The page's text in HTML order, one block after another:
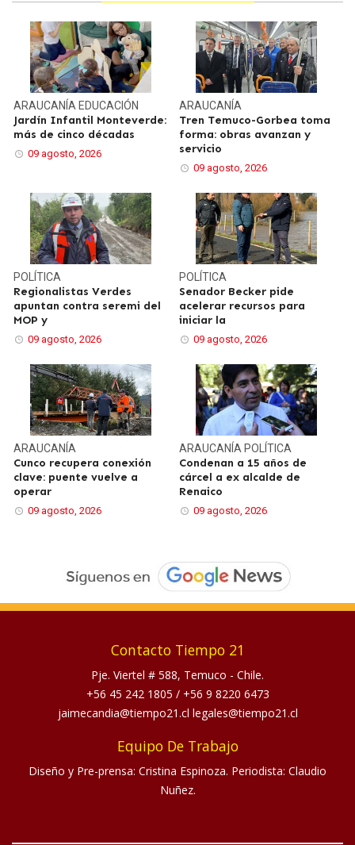
ARAUCANÍA EDUCACIÓN
Jardín Infantil Monteverde:
más de cinco décadas
09 agosto, 2026
ARAUCANÍA
Tren Temuco-Gorbea toma
forma: obras avanzan y
servicio
09 agosto, 2026
POLÍTICA
Regionalistas Verdes
apuntan contra seremi del
MOP y
09 agosto, 2026
POLÍTICA
Senador Becker pide
acelerar recursos para
iniciar la
09 agosto, 2026
ARAUCANÍA
Cunco recupera conexión
clave: puente vuelve a
operar
09 agosto, 2026
ARAUCANÍA POLÍTICA
Condenan a 15 años de
cárcel a ex alcalde de
Renaico
09 agosto, 2026
Contacto Tiempo 21
Pje. Viertel # 588, Temuco - Chile.
+56 45 242 1805 / +56 9 8220 6473
jaimecandia@tiempo21.cl legales@tiempo21.cl
Equipo De Trabajo
Diseño y Pre-prensa: Cristina Espinoza. Periodista: Claudio
Nuñez.